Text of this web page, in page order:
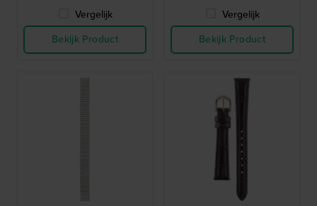
Vergelijk
Bekijk Product
Vergelijk
Bekijk Product